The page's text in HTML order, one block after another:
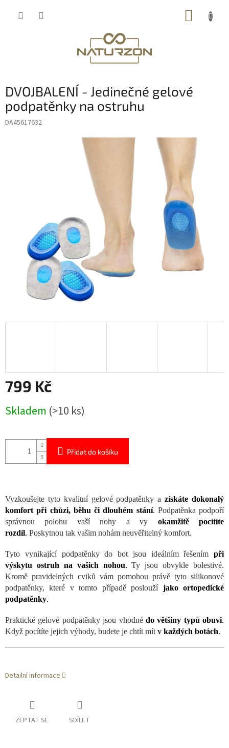
DVOJBALENÍ - Jedinečné gelové
podpatěnky na ostruhu
DA45617632
799 Kč
cena:
Skladem (>10 ks)
Přidat do košíku
Vyzkoušejte tyto kvalitní gelové podpatěnky azískáte dokonalý
komfort při chůzi, běhu či dlouhém stání. Podpatěnka podpoří
správnou polohu vaší nohy a vy okamžitě pocítíte
rozdíl. Poskytnou tak vašim nohám neuvěřitelný komfort.
Tyto vynikající podpatěnky do bot jsou ideálním řešením při
výskytu ostruh na vašich nohou. Ty jsou obvykle bolestivé.
Kromě pravidelných cviků vám pomohou právě tyto silikonové
podpatěnky, které v tomto případě poslouží jako ortopedické
podpatěnky.
Praktické gelové podpatěnky jsou vhodné do většiny typů obuvi.
Když pocítíte jejich výhody, budete je chtít mít v každých botách.
Detailní informace
ZEPTAT SE SDÍLET